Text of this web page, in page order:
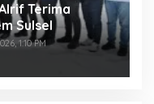
Terima
Sulsel
1:10 PM